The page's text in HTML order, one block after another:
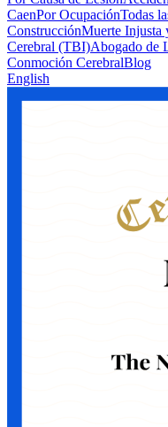
CaenPor OcupaciónTodas
ConstrucciónMuerte Injusta
Cerebral (TBI)Abogado de
Conmoción CerebralBlog
English